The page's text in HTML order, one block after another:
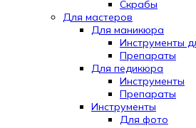
Скрабы
Для мастеров
Для маникюра
Инструменты
Препараты
Для педикюра
Инструменты
Препараты
Инструменты
Для фото